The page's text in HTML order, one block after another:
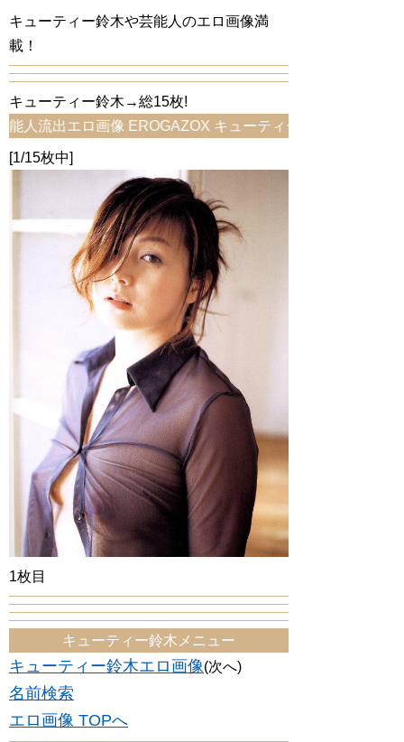
キューティー鈴木や芸能人のエロ画像満
載！
キューティー鈴木→総15枚!
ロ画像 EROGAZOX キューティー鈴木のエロ画像をお探
[1/15枚中]
1枚目
キューティー鈴木メニュー
キューティー鈴木エロ画像(次へ)
名前検索
エロ画像 TOPへ